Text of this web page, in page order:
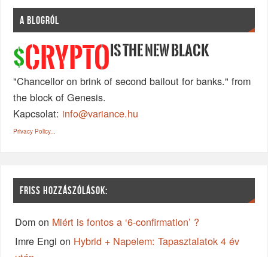
A BLOGRÓL
$CRYPTO IS THE NEW BLACK
"Chancellor on brink of second bailout for banks." from
the block of Genesis.
Kapcsolat: info@variance.hu
Privacy Policy...
FRISS HOZZÁSZÓLÁSOK:
Dom on Miért is fontos a ‘6-confirmation’ ?
Imre Engi on Hybrid + Napelem: Tapasztalatok 4 év